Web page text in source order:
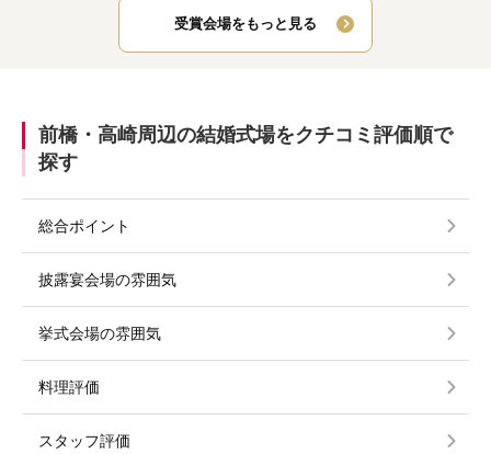
受賞会場をもっと見る
前橋・高崎周辺の結婚式場をクチコミ評価順で
探す
総合ポイント
披露宴会場の雰囲気
挙式会場の雰囲気
料理評価
スタッフ評価